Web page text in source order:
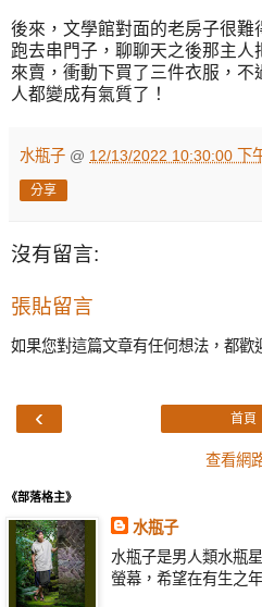
後來，文學館對面的老房子很難
跑去串門子，聊聊天之後那主
來賣，衝動下買了三件衣服，
人都變成有氣質了！
水瓶子 @ 12/13/2022 10:30:00 下
分享
沒有留言:
張貼留言
如果您對這篇文章有任何想法，都歡
‹ 首頁
查看網
《部落格主》
水瓶子
水瓶子是男人類水瓶
螢幕，希望在有生之